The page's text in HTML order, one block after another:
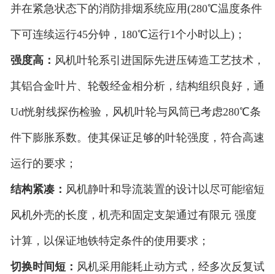
并在紧急状态下的消防排烟系统应用(280℃温度条件
下可连续运行45分钟，180℃运行1个小时以上)；
强度高： 风机叶轮系引进国际先进压铸造工艺技术，
其铝合金叶片、轮毂经金相分析，结构组织良好，通
Ud恍射线探伤检验，风机叶轮与风筒已考虑280℃条
件下膨胀系数。使其保证足够的叶轮强度，符合高速
运行的要求；
结构紧凑： 风机静叶和导流装置的设计以尽可能缩短
风机外壳的长度，机壳和固定支架通过有限元 强度
计算，以保证地铁特定条件的使用要求；
切换时间短： 风机采用能耗止动方式，经多次反复试